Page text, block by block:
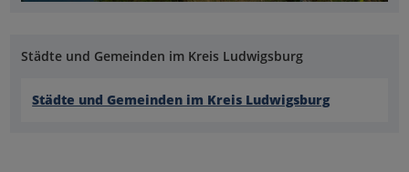
Städte und Gemeinden im Kreis Ludwigsburg
Städte und Gemeinden im Kreis Ludwigsburg